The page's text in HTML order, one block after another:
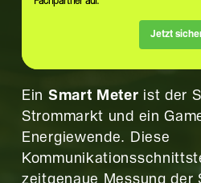
Jetzt
Ein Smart Meter ist der
Strommarkt und ein
Energiewende. Diese
zeitgenaue Messung der